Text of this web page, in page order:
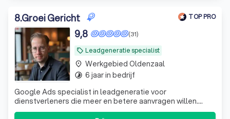
8.Groei Gericht TOP PRO
local_offer Leadgeneratie specialist
(31)
9,8
Google Ads specialist in leadgeneratie voor
dienstverleners die meer en betere aanvragen willen.
(Geen e-commerce of webshops.)
place Werkgebied Oldenzaal
timelapse 6 jaar in bedrijf